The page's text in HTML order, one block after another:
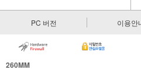
PC 버전 이용안
260MM